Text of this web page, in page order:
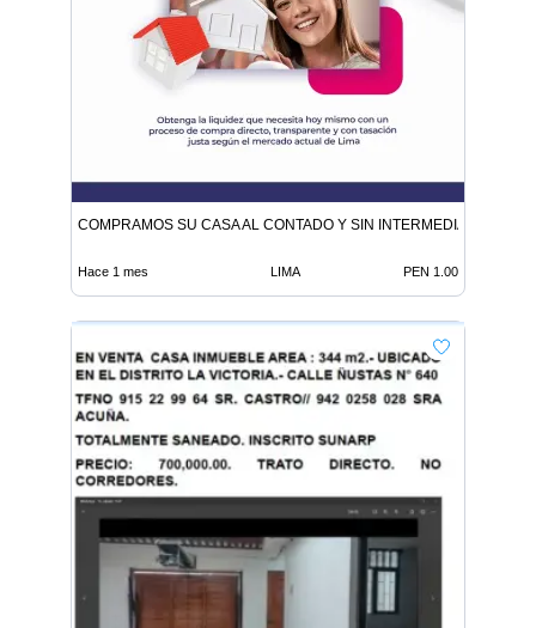
COMPRAMOS SU CASA AL CONTADO Y SIN INTERMEDIARIOS
Hace 1 mes LIMA PEN 1.00